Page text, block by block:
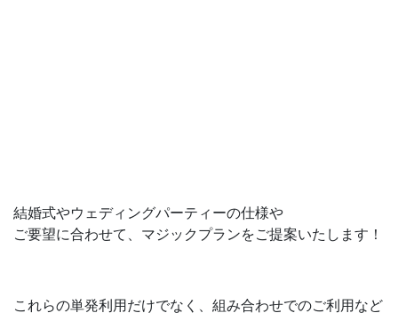
結婚式やウェディングパーティーの仕様や
ご要望に合わせて、マジックプランをご提案いたします！
これらの単発利用だけでなく、組み合わせでのご利用など